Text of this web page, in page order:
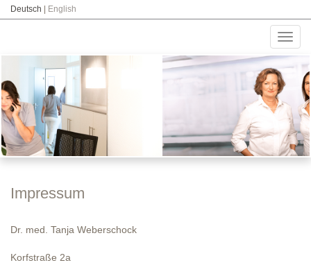
Deutsch English
Impressum
Dr. med. Tanja Weberschock
Korfstraße 2a